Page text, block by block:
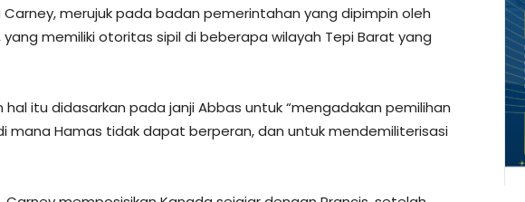
merujuk pada badan pemerintahan yang dipimpin oleh
yang memiliki otoritas sipil di beberapa wilayah Tepi Barat yang
itu didasarkan pada janji Abbas untuk “mengadakan pemilihan
mana Hamas tidak dapat berperan, dan untuk mendemiliterisasi